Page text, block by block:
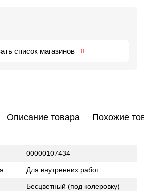
список магазинов
Описание товара Похожие
00000107434
Для внутренних работ
Бесцветный (под колеровку)